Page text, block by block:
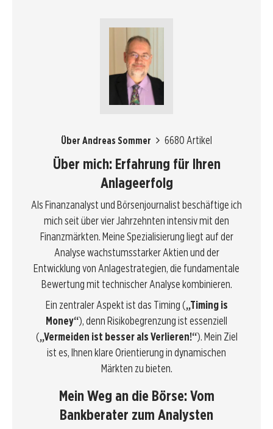
Über Andreas Sommer 6680 Artikel
Über mich: Erfahrung für Ihren
Anlageerfolg
Als Finanzanalyst und Börsenjournalist beschäftige ich
mich seit über vier Jahrzehnten intensiv mit den
Finanzmärkten. Meine Spezialisierung liegt auf der
Analyse wachstumsstarker Aktien und der
Entwicklung von Anlagestrategien, die fundamentale
Bewertung mit technischer Analyse kombinieren.
Ein zentraler Aspekt ist das Timing („Timing is
Money“), denn Risikobegrenzung ist essenziell
(„Vermeiden ist besser als Verlieren!“). Mein Ziel
ist es, Ihnen klare Orientierung in dynamischen
Märkten zu bieten.
Mein Weg an die Börse: Vom
Bankberater zum Analysten